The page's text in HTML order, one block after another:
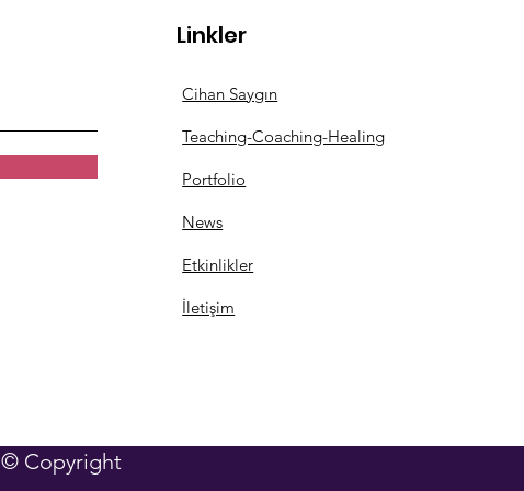
ZAMANLARIN ÇOCUKLARI
Linkler
Cihan Saygın
Teaching-Coaching-Healing
Portfolio
News
Etkinlikler
İletişim
© Copyright